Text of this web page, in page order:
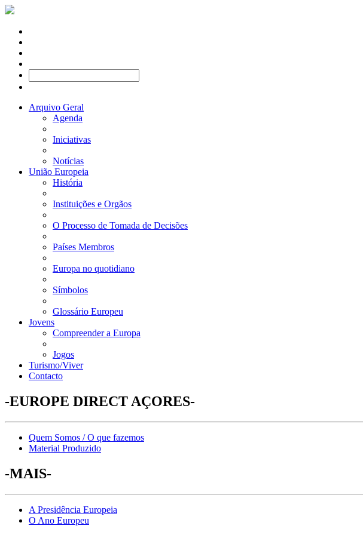
Arquivo Geral
Agenda
Iniciativas
Notícias
União Europeia
História
Instituições e Orgãos
O Processo de Tomada de Decisões
Países Membros
Europa no quotidiano
Símbolos
Glossário Europeu
Jovens
Compreender a Europa
Jogos
Turismo/Viver
Contacto
-EUROPE DIRECT AÇORES-
Quem Somos / O que fazemos
Material Produzido
-MAIS-
A Presidência Europeia
O Ano Europeu